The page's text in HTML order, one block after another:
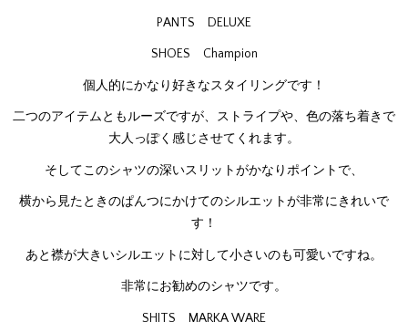
PANTS DELUXE
SHOES Champion
個人的にかなり好きなスタイリングです！
二つのアイテムともルーズですが、ストライプや、色の落ち着きで
大人っぽく感じさせてくれます。
そしてこのシャツの深いスリットがかなりポイントで、
横から見たときのぱんつにかけてのシルエットが非常にきれいで
す！
あと襟が大きいシルエットに対して小さいのも可愛いですね。
非常にお勧めのシャツです。
SHITS MARKA WARE